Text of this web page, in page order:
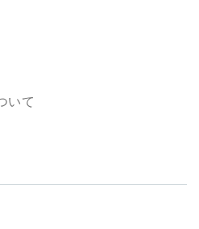
いて